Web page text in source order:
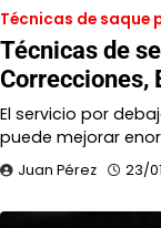
Técnicas de saque
Técnicas de
Correcciones,
El servicio por
puede mejorar
Juan Pérez 23/